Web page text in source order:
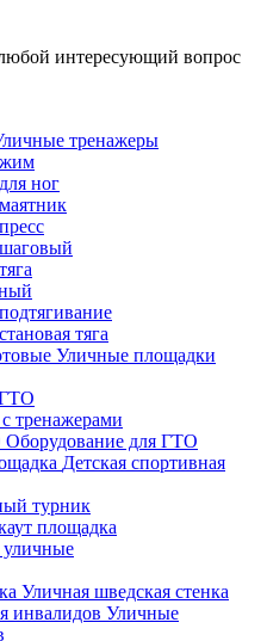
интересующий вопрос
тренажеры
ног
тяга
Уличные площадки
тренажерами
Оборудование для ГТО
Детская спортивная
турник
площадка
уличные
Уличная шведская стенка
Уличные